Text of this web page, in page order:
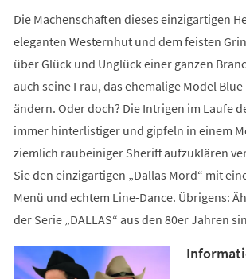
Die Machenschaften dieses einzigartigen
eleganten Westernhut und dem feisten
über Glück und Unglück einer ganzen
auch seine Frau, das ehemalige Model
ändern. Oder doch? Die Intrigen im Laufe
immer hinterlistiger und gipfeln in einem
ziemlich raubeiniger Sheriff aufzuklären
Sie den einzigartigen „Dallas Mord“ mit
Menü und echtem Line-Dance. Übrigens:
der Serie „DALLAS“ aus den 80er Jahren